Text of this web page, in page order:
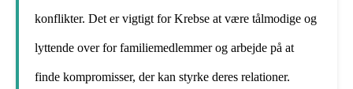
konflikter. Det er vigtigt for Krebse at være tålmodige og
lyttende over for familiemedlemmer og arbejde på at
finde kompromisser, der kan styrke deres relationer.